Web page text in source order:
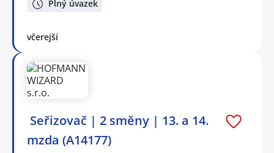
Plný úvazek
včerejší
️ Seřizovač | 2 směny | 13. a 14.
mzda (A14177)